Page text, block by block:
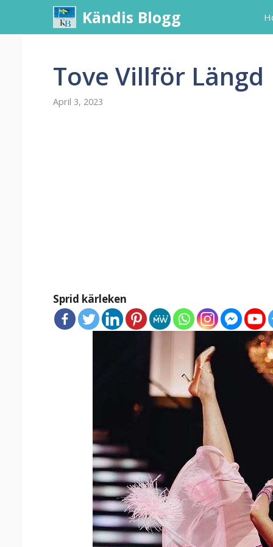
content
Kändis Blogg
Tove Villför Längd
April 3, 2023
Sprid kärleken